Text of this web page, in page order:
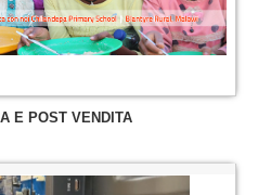
E POST VENDITA